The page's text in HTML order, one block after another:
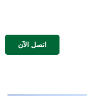
اتصل الآن